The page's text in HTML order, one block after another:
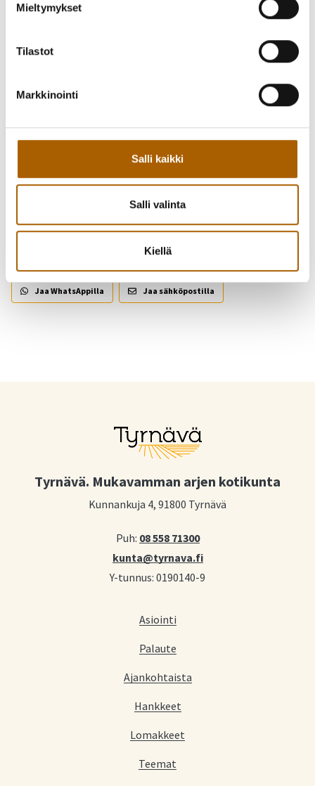
Mieltymykset
Tilastot
Markkinointi
Salli kaikki
Salli valinta
Kiellä
Piditkö uutisesta? Jaa se kaverille!
Jaa WhatsAppilla Jaa sähköpostilla
Tyrnävä. Mukavamman arjen kotikunta
Kunnankuja 4, 91800 Tyrnävä
Puh: 08 558 71300
kunta@tyrnava.fi
Y-tunnus: 0190140-9
Asiointi
Palaute
Ajankohtaista
Hankkeet
Lomakkeet
Teemat